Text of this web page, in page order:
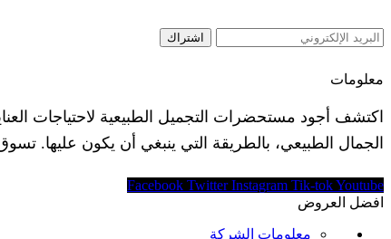
معلومات
اكتشف أجود مستحضرات التجميل الطبيعية لاحتياجات
الجمال الطبيعي، بالطريقة التي ينبغي أن يكون عليها.
Facebook Twitter Instagram Tik-tokYoutube
افضل العروض
معلومات الشركة